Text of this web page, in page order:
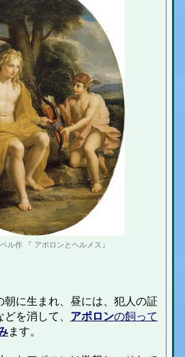
ル作 『 アポロンとヘルメス』
朝に生まれ、昼には、犯人の証
を消して、 アポロンの飼って
ます。